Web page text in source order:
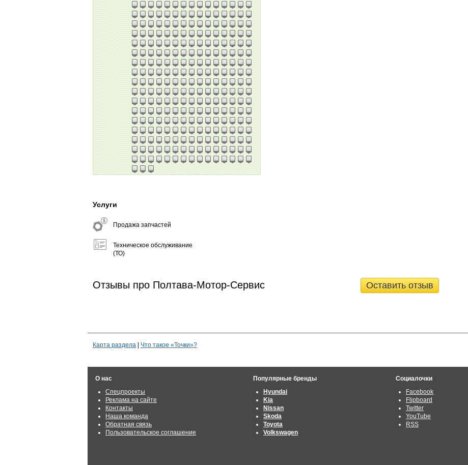
Услуги
Продажа запчастей
Техническое обслуживание
(ТО)
Оставить отзыв
Отзывы про Полтава-Мотор-Сервис
Карта раздела Что такое «Точки»?
О нас
Спецпроекты
Реклама на сайте
Контакты
Наша команда
Обратная связь
Пользовательское соглашение
Популярные бренды
Hyundai
Kia
Nissan
Skoda
Toyota
Volkswagen
Социалочки
Facebook
Flipboard
Twitter
YouTube
RSS